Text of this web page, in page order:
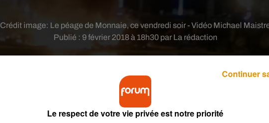
Publié : 9 février 2018 à 18h30 par La rédaction
Crédit image: Le péage de Monnaie, ce vendredi soir - Vidéo Michael
Le respect de votre vie privée est notre priorité
Continuer